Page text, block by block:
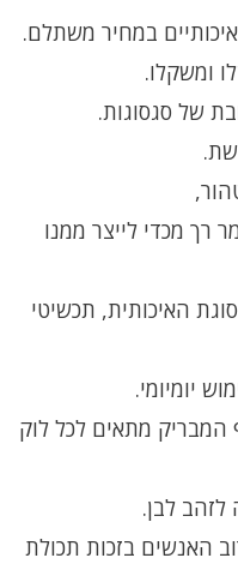
במחיר משתלם.
ומשקלו.
100% הוא חומר רך מכדי לייצר ממנו
האיכותית, תכשיטי
המבריק מתאים לכל לוק
לזהב לבן.
האנשים בזכות תכולת